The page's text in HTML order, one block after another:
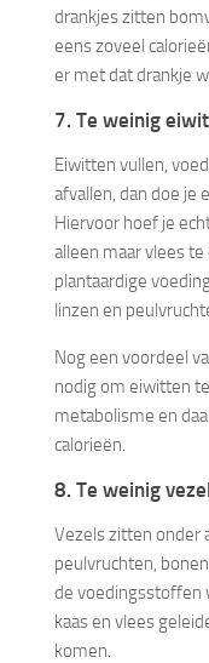
drankjes zitten
eens zoveel
er met dat drankje
7. Te weinig
Eiwitten vullen,
afvallen, dan doe je
Hiervoor hoef je
alleen maar vlees
plantaardige
linzen en
Nog een voordeel
nodig om eiwitten
metabolisme en
calorieën.
8. Te weinig
Vezels zitten onder
peulvruchten,
de voedingsstoffen
kaas en vlees
komen.